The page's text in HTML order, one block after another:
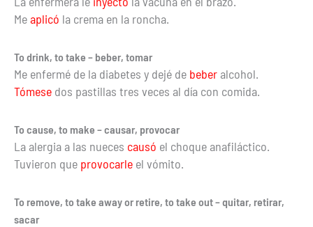
Meaplicó la crema en la roncha.
To drink, to take – beber, tomar
Me enfermé de la diabetes y dejé de beber alcohol.
Tómese dos pastillas tres veces al día con comida.
To cause, to make – causar, provocar
La alergia a las nueces causó el choque anafiláctico.
Tuvieron que provocarle el vómito.
To remove, to take away or retire, to take out – quitar, retirar,
sacar